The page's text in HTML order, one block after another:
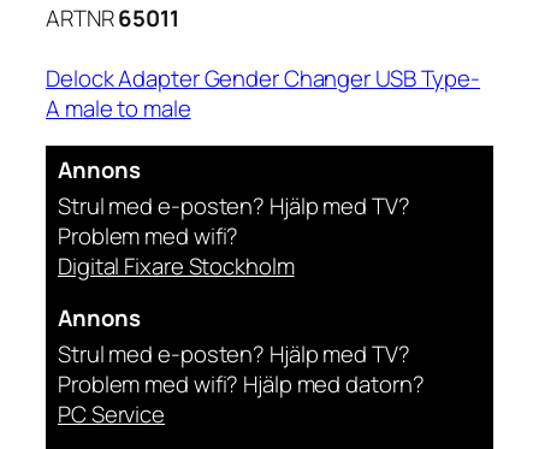
ARTNR65011
Delock Adapter Gender Changer USB Type-
A male to male
Annons
Strul med e-posten? Hjälp med TV?
Problem med wifi?
Digital Fixare Stockholm
Annons
Strul med e-posten? Hjälp med TV?
Problem med wifi? Hjälp med datorn?
PC Service